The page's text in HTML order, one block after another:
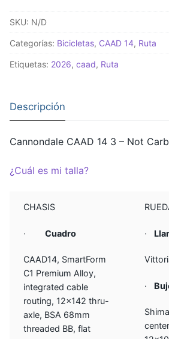
Matte
Black
SKU: N/D
Categorías: Bicicletas, CAAD 14, Ruta
Etiquetas: 2026, caad, Ruta
Descripción
Cannondale CAAD 14 3 – Not
¿Cuál es mi talla?
CHASIS
·Cuadro
CAAD14, SmartForm
C1 Premium Alloy,
integrated cable
routing, 12×142 thru-
axle, BSA 68mm
threaded BB, flat
·
·